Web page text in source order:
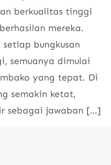
berkualitas tinggi
mereka.
bungkusan
semuanya dimulai
yang tepat. Di
semakin ketat,
sebagai jawaban […]